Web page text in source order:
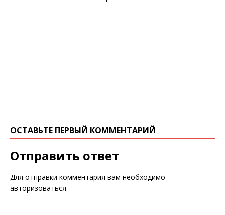
ОСТАВЬТЕ ПЕРВЫЙ КОММЕНТАРИЙ
Отправить ответ
Для отправки комментария вам необходимо
авторизоваться.